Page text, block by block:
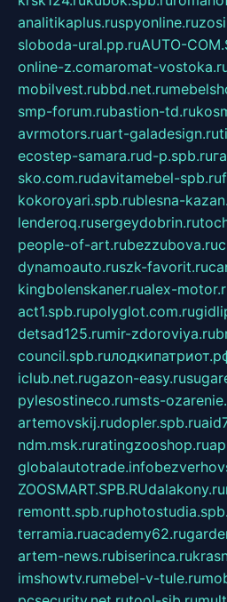
analitikaplus.ruspyonline.ru
sloboda-ural.pp.ruAUTO-
online-z.comaromat-
mobilvest.rubbd.net.ru
smp-forum.rubastion-td.ru
avrmotors.ruart-galadesign.ru
ecostep-samara.rud-p.spb.ru
sko.com.rudavitamebel-spb.ru
kokoroyari.spb.rublesna-
lenderoq.rusergeydobrin.ru
people-of-art.rubezzubova.ru
dynamoauto.ruszk-favorit.ru
kingbolenskaner.rualex-
act1.spb.rupolyglot.com.ru
detsad125.rumir-zdoroviya.ru
council.spb.ru
iclub.net.rugazon-easy.ru
pylesostineco.rumsts-
artemovskij.rudopler.spb.ru
ndm.msk.ruratingzooshop.ru
globalautotrade.info
ZOOSMART.SPB.RUdalakony.ru
remontt.spb.ru
terramia.ruacademy62.ru
artem-news.rubiserinca.ru
imshowtv.rumebel-v-tule.ru